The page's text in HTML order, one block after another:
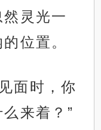
灵光一
位置。
面时，你
来着？”